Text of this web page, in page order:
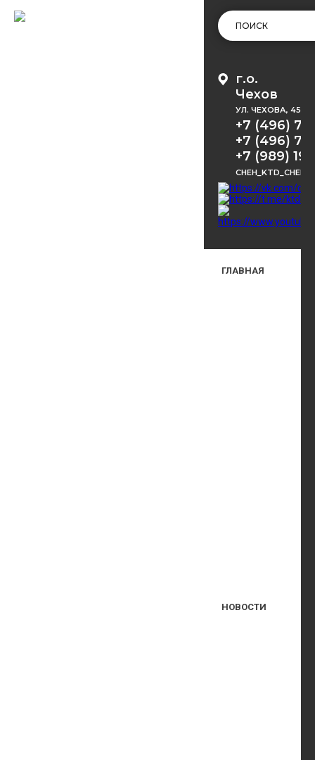
г.о.
Чехов
УЛ. ЧЕХОВА, 45
+7 (496)
+7 (496)
+7 (989)
ГЛАВНАЯ
НОВОСТИ